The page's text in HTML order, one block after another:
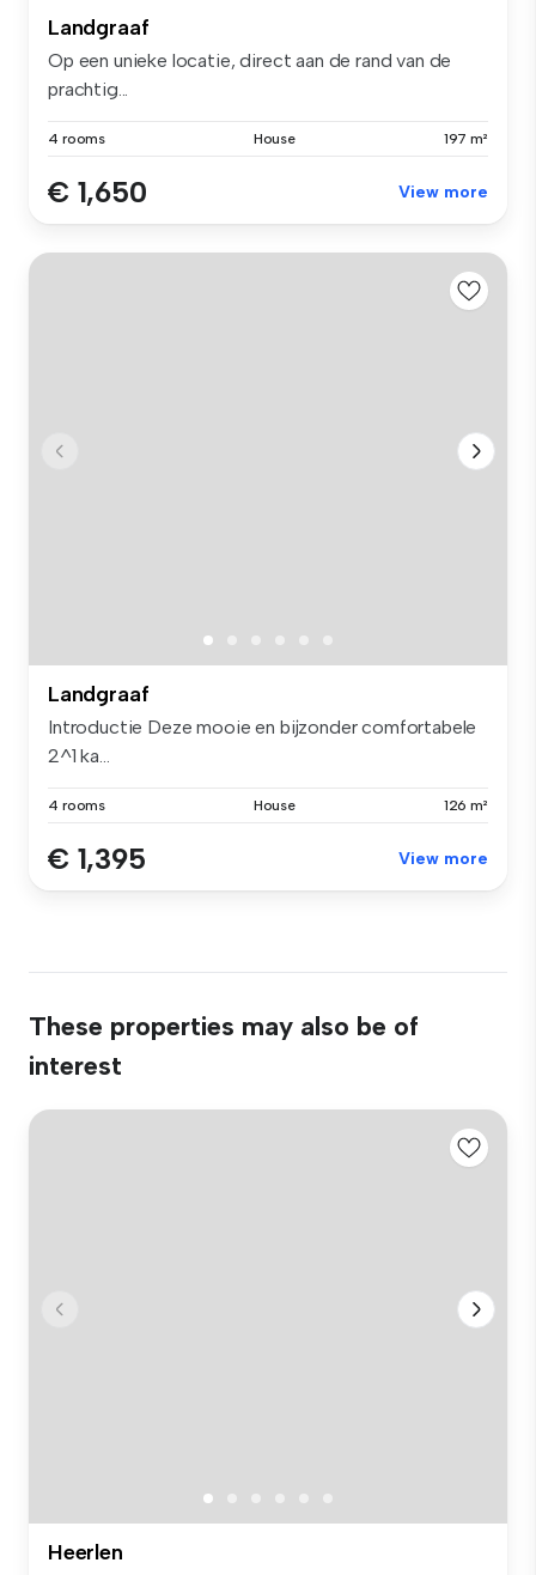
Landgraaf
Op een unieke locatie, direct aan de rand van de
prachtig...
4 rooms House 197 m²
€ 1,650 View more
Landgraaf
Introductie Deze mooie en bijzonder comfortabele
2^1 ka...
4 rooms House 126 m²
€ 1,395 View more
These properties may also be of
interest
Heerlen